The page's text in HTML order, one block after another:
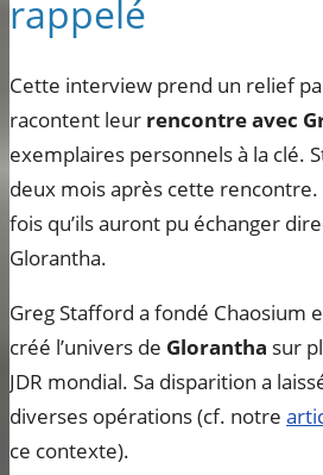
rappelé
Cette interview prend un relief
racontent leur rencontre avec
exemplaires personnels à la clé.
deux mois après cette rencontre.
fois qu’ils auront pu échanger
Glorantha.
Greg Stafford a fondé Chaosium
créé l’univers de Glorantha sur
JDR mondial. Sa disparition a
diverses opérations (cf. notre
ce contexte).